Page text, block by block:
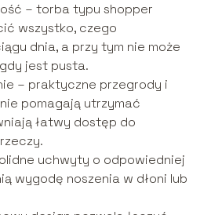
– torba typu shopper
wszystko, czego
dnia, a przy tym nie może
jest pusta.
– praktyczne przegrody i
pomagają utrzymać
łatwy dostęp do
uchwyty o odpowiedniej
wygodę noszenia w dłoni lub